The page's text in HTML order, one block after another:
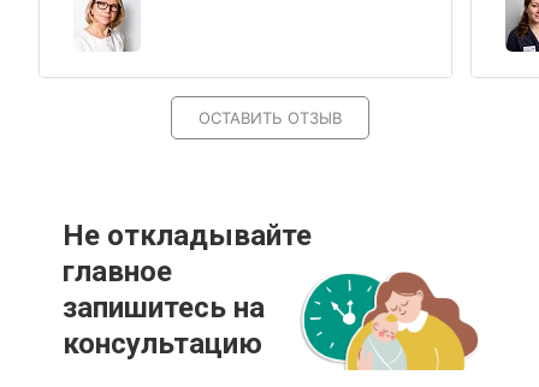
ОСТАВИТЬ ОТЗЫВ
Не откладывайте
главное
запишитесь на
консультацию